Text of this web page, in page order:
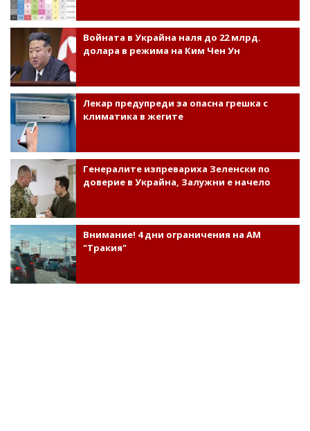
Войната в Украйна наля до 22 млрд.
долара в режима на Ким Чен Ун
Лекар предупреди за опасна грешка с
климатика в жегите
Генералите изпревариха Зеленски по
доверие в Украйна, Залужни е начело
Внимание! 4 дни ограничения на АМ
"Тракия"